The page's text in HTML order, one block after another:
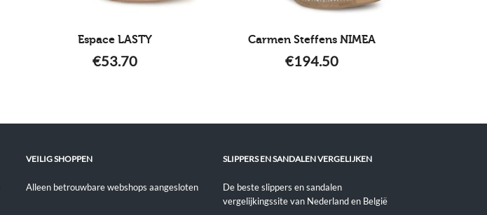
Espace LASTY
€53.70
Carmen Steffens NIMEA
€194.50
VEILIG SHOPPEN
Alleen betrouwbare webshops aangesloten
SLIPPERS EN SANDALEN VERGELIJKEN
De beste slippers en sandalen
vergelijkingssite van Nederland en België